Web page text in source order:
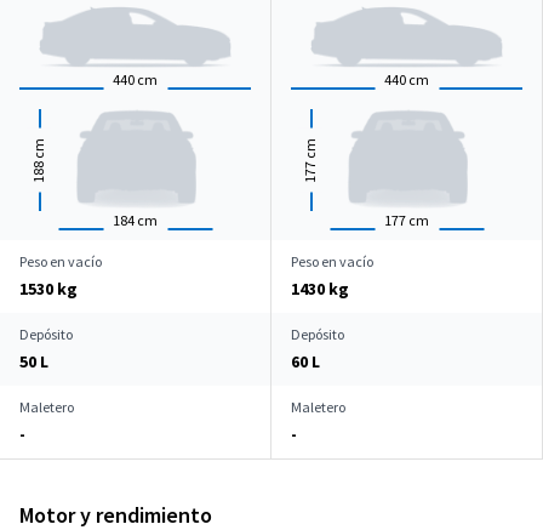
440 cm
184 cm
188
cm
440 cm
177 cm
177
cm
Peso en vacío
1530 kg
Peso en vacío
1430 kg
Depósito
50 L
Depósito
60 L
Maletero
-
Maletero
-
Motor y rendimiento